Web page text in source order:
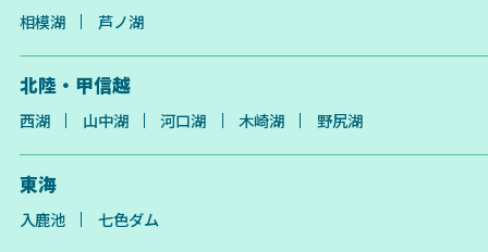
相模湖
芦ノ湖
北陸・甲信越
西湖 山中湖 河口湖 木崎湖 野尻湖
東海
入鹿池 七色ダム